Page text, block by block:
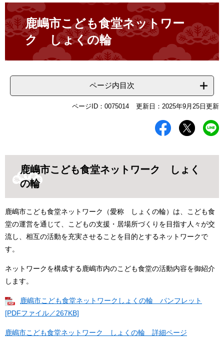
本
文
鹿嶋市こども食堂ネットワー
ク しょくの輪
ページ内目次
ページID：0075014 更新日：2025年9月25日更新
鹿嶋市こども食堂ネットワーク しょく
の輪
鹿嶋市こども食堂ネットワーク（愛称 しょくの輪）は、こども食
堂の運営を通じて、こどもの支援・居場所づくりを目指す人々が交
流し、相互の活動を充実させることを目的とするネットワークで
す。
ネットワークを構成する鹿嶋市内のこども食堂の活動内容を御紹介
します。
鹿嶋市こども食堂ネットワークしょくの輪 パンフレット
[PDFファイル／267KB]
鹿嶋市こども食堂ネットワーク しょくの輪 詳細ページ